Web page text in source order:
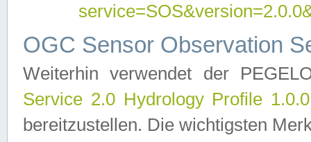
OGC Sensor Observation
Weiterhin verwendet der
Service 2.0 Hydrology Profile
bereitzustellen. Die wichtigsten